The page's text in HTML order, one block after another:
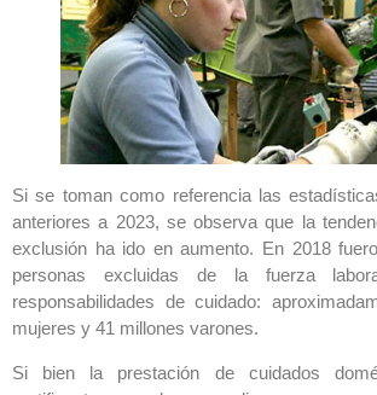
Si se toman como referencia las
anteriores a 2023, se observa que la
exclusión ha ido en aumento. En 2018
personas excluidas de la fuerza
responsabilidades de cuidado:
mujeres y 41 millones varones.
Si bien la prestación de cuidados